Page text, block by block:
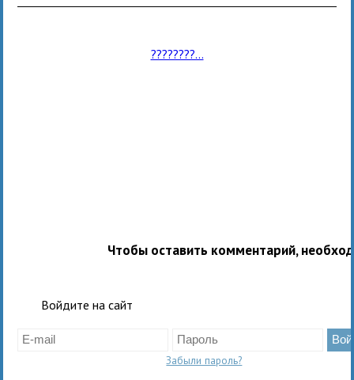
????????...
Чтобы оставить комментарий,
Войдите на сайт
Забыли пароль?